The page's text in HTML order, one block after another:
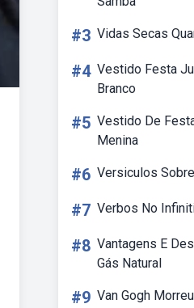
#3 Vidas Secas
#4 Vestido Festa
Branco
#5 Vestido De
Menina
#6 Versiculos
#7 Verbos No
#8 Vantagens E
Gás Natural
#9 Van Gogh